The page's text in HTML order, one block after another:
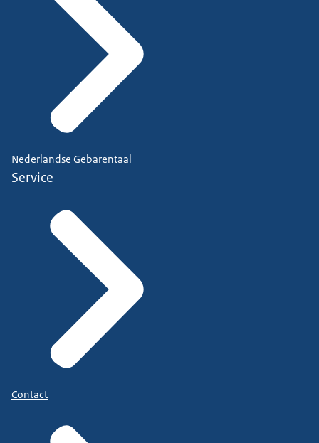
Nederlandse Gebarentaal
Service
Contact